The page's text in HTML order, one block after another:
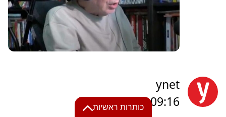
כותרות ראשיות
ynet
09:16שעה ו-51 דק'